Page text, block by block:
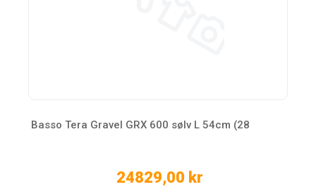
Basso Tera Gravel GRX 600 sølv L 54cm (28
24829,00 kr